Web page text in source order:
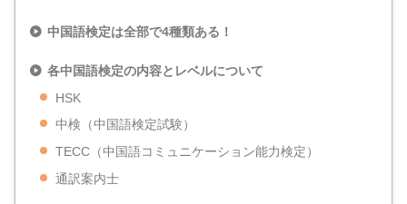
中国語検定は全部で4種類ある！
各中国語検定の内容とレベルについて
HSK
中検（中国語検定試験）
TECC（中国語コミュニケーション能力検定）
通訳案内士